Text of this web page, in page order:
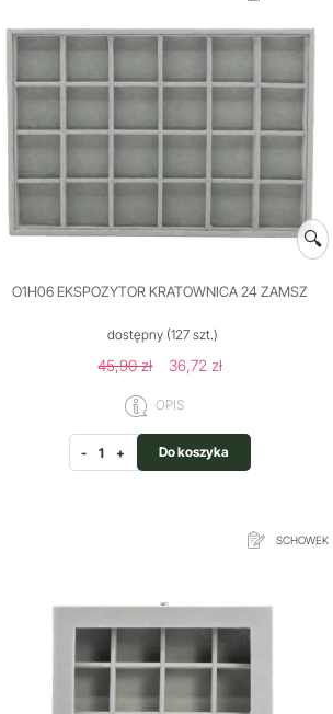
🔍
O1H06 EKSPOZYTOR KRATOWNICA 24 ZAMSZ
dostępny (127 szt.)
45,90 zł 36,72 zł
OPIS
- + Do koszyka
SCHOWEK